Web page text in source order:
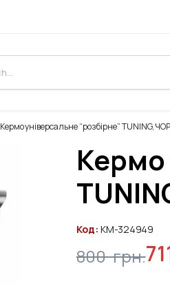
Кермо універсальне “розбірне” TUNING,
Кермо
Код: KM-324949
800грн.